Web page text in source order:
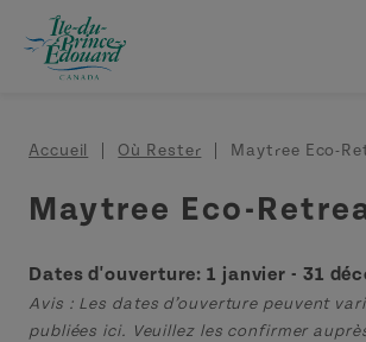
Aller au contenu principal
Fil d'Ariane
Accueil Où Rester Maytree Eco-
Maytree Eco-
Dates d'ouverture: 1 janvier - 31
Avis : Les dates d’ouverture peuvent
publiées ici. Veuillez les confirmer